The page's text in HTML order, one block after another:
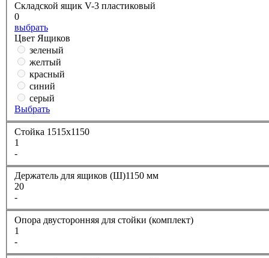
Складской ящик V-3 пластиковый
0
выбрать
Цвет Ящиков
зеленый
желтый
красный
синий
серый
Выбрать
Стойка 1515х1150
1
-
Держатель для ящиков (Ш)1150 мм
20
-
Опора двусторонняя для стойки (комплект)
1
-